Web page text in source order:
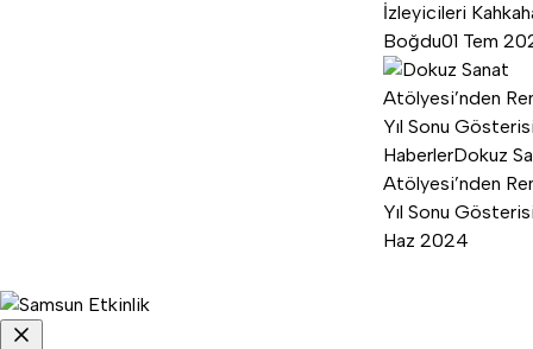
İzleyicileri
Boğdu01 Tem
HaberlerDokuz
Atölyesi’nden
Yıl Sonu
Haz 2024